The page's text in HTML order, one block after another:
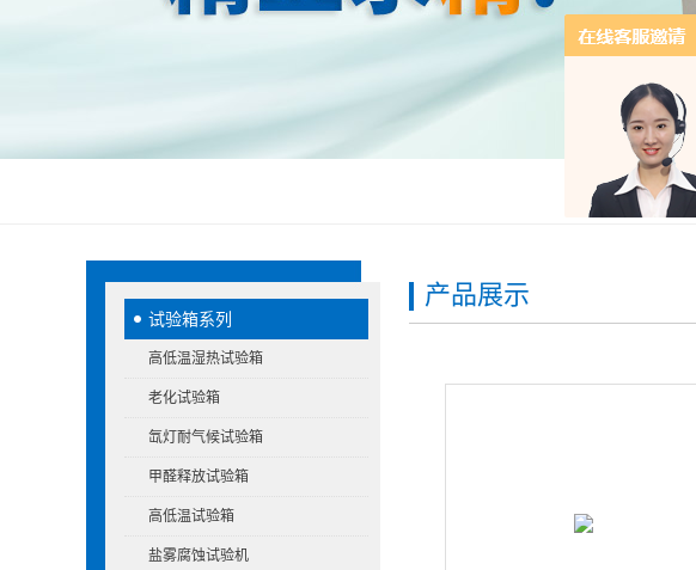
试验箱系列
高低温湿热试验箱
老化试验箱
氙灯耐气候试验箱
甲醛释放试验箱
高低温试验箱
盐雾腐蚀试验机
产品展示